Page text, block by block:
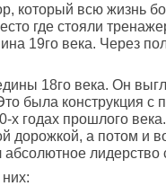
который всю жизнь
где стояли
19го века. Через
18го века. Он
была конструкция
годах прошлого
дорожкой, а потом и
абсолютное